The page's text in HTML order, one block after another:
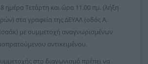
ημέρα Τετάρτη και ώρα 11.00 πμ. (λήξη
στα γραφεία της ΔΕΥΑΛ (οδός Α.
με συμμετοχή αναγνωρισμένων
αντικειμένου.
στο διαγωνισμό πρέπει να